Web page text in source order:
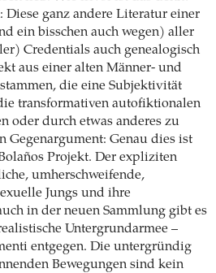
Diese ganz andere Literatur einer
ein bisschen auch wegen) aller
Credentials auch genealogisch
aus einer alten Männer- und
die eine Subjektivität
transformativen autofiktionalen
oder durch etwas anderes zu
Gegenargument: Genau dies ist
Projekt. Der expliziten
umherschweifende,
Jungs und ihre
in der neuen Sammlung gibt es
Untergrundarmee –
entgegen. Die untergründig
Bewegungen sind kein